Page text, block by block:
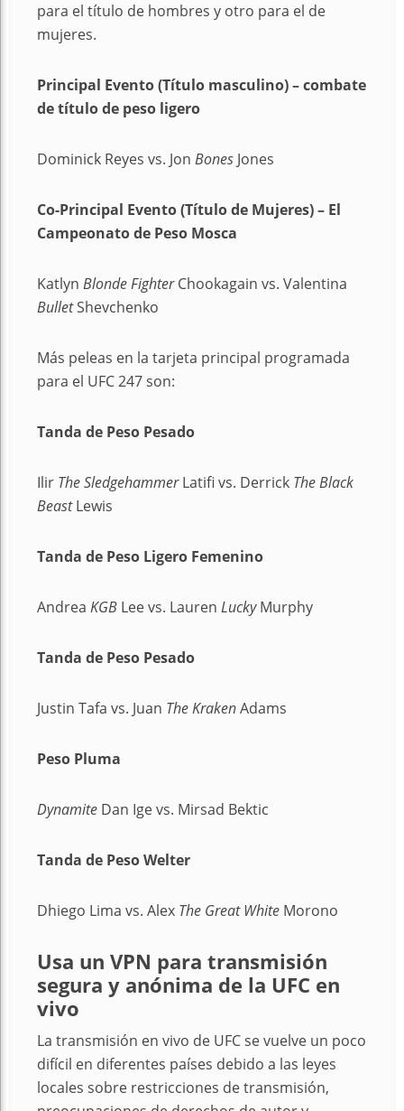
para el título de hombres y otro para el de
mujeres.
Principal Evento (Título masculino) – combate
de título de peso ligero
Dominick Reyes vs. Jon Bones Jones
Co-Principal Evento (Título de Mujeres) – El
Campeonato de Peso Mosca
Katlyn Blonde FighterChookagain vs. Valentina
BulletShevchenko
Más peleas en la tarjeta principal programada
para el UFC 247 son:
Tanda de Peso Pesado
Ilir The SledgehammerLatifi vs. Derrick The Black
BeastLewis
Tanda de Peso Ligero Femenino
Andrea KGB Lee vs. Lauren LuckyMurphy
Tanda de Peso Pesado
Justin Tafa vs. Juan The KrakenAdams
Peso Pluma
Dynamite Dan Ige vs. Mirsad Bektic
Tanda de Peso Welter
Dhiego Lima vs. Alex The Great White Morono
Usa un VPN para transmisión
segura y anónima de la UFC en
vivo
La transmisión en vivo de UFC se vuelve un poco
difícil en diferentes países debido a las leyes
locales sobre restricciones de transmisión,